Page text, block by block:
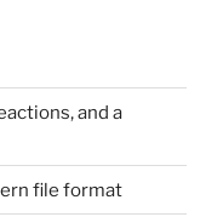
and a
file format